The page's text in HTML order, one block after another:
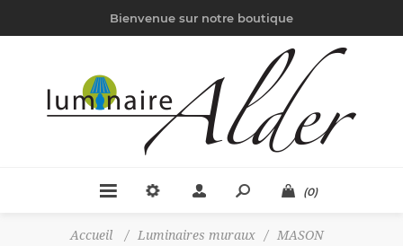
Bienvenue sur notre boutique
(0)
Accueil / Luminaires muraux / MASON